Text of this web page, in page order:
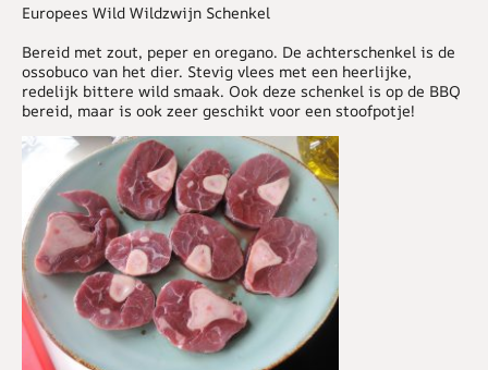
Europees Wild Wildzwijn Schenkel
Bereid met zout, peper en oregano. De achterschenkel is de
ossobuco van het dier. Stevig vlees met een heerlijke,
redelijk bittere wild smaak. Ook deze schenkel is op de BBQ
bereid, maar is ook zeer geschikt voor een stoofpotje!